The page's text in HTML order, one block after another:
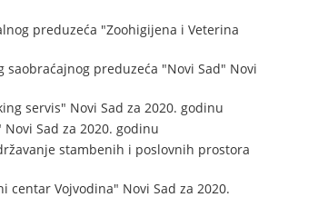
preduzeća "Zoohigijena i Veterina
preduzeća "Novi Sad" Novi
servis" Novi Sad za 2020. godinu
Sad za 2020. godinu
stambenih i poslovnih prostora
centar Vojvodina" Novi Sad za 2020.